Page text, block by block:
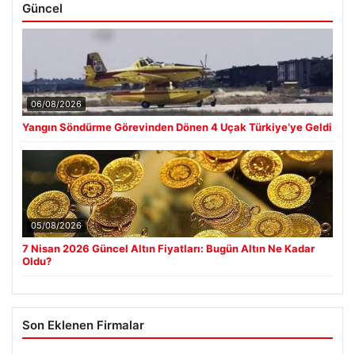
Güncel
06/08/2026
Yangın Söndürme Görevinden Dönen 4 Uçak Türkiye’ye Geldi
05/08/2026
7 Nisan 2026 Güncel Altın Fiyatları: Bugün Altın Ne Kadar
Oldu?
Son Eklenen Firmalar